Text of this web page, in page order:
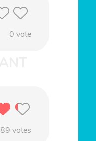
0 vote
89 votes